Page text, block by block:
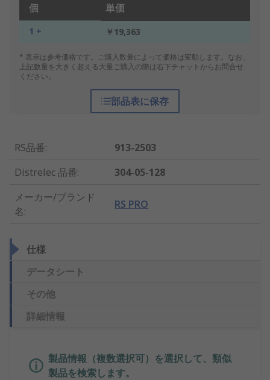
個 単価
1 + ￥19,363
* 表示は参考価格です。ご購入数量によって価格は変動します。なお、
上記数量を大きく超える大量ご購入の際は右下チャットからお問合せ
ください。
部品表に保存
RS品番:
913-2503
Distrelec 品番:
304-05-128
メーカー/ブランド
名:
RS PRO
仕様
データシート
その他
詳細情報
製品情報（複数選択可）を選択して、類似
製品を検索します。